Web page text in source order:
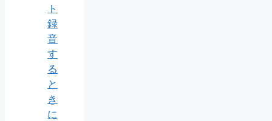
ト
録
音
す
る
と
き
に